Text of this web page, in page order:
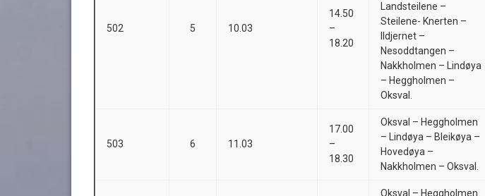
502 5 10.03
14.50
–
18.20
Landsteilene –
Steilene- Knerten –
Ildjernet –
Nesoddtangen –
Nakkholmen – Lindøya
– Heggholmen –
Oksval.
503 6 11.03
17.00
–
18.30
Oksval – Heggholmen
– Lindøya – Bleikøya –
Hovedøya –
Nakkholmen – Oksval.
Oksval – Heggholmen